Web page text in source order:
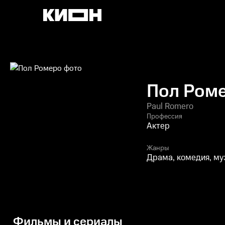
Пол
Paul Romero
Профессия
Актер
Жанры
Драма, комедия,